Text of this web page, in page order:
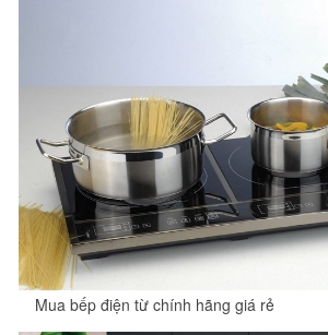
Mua bếp điện từ chính hãng giá rẻ